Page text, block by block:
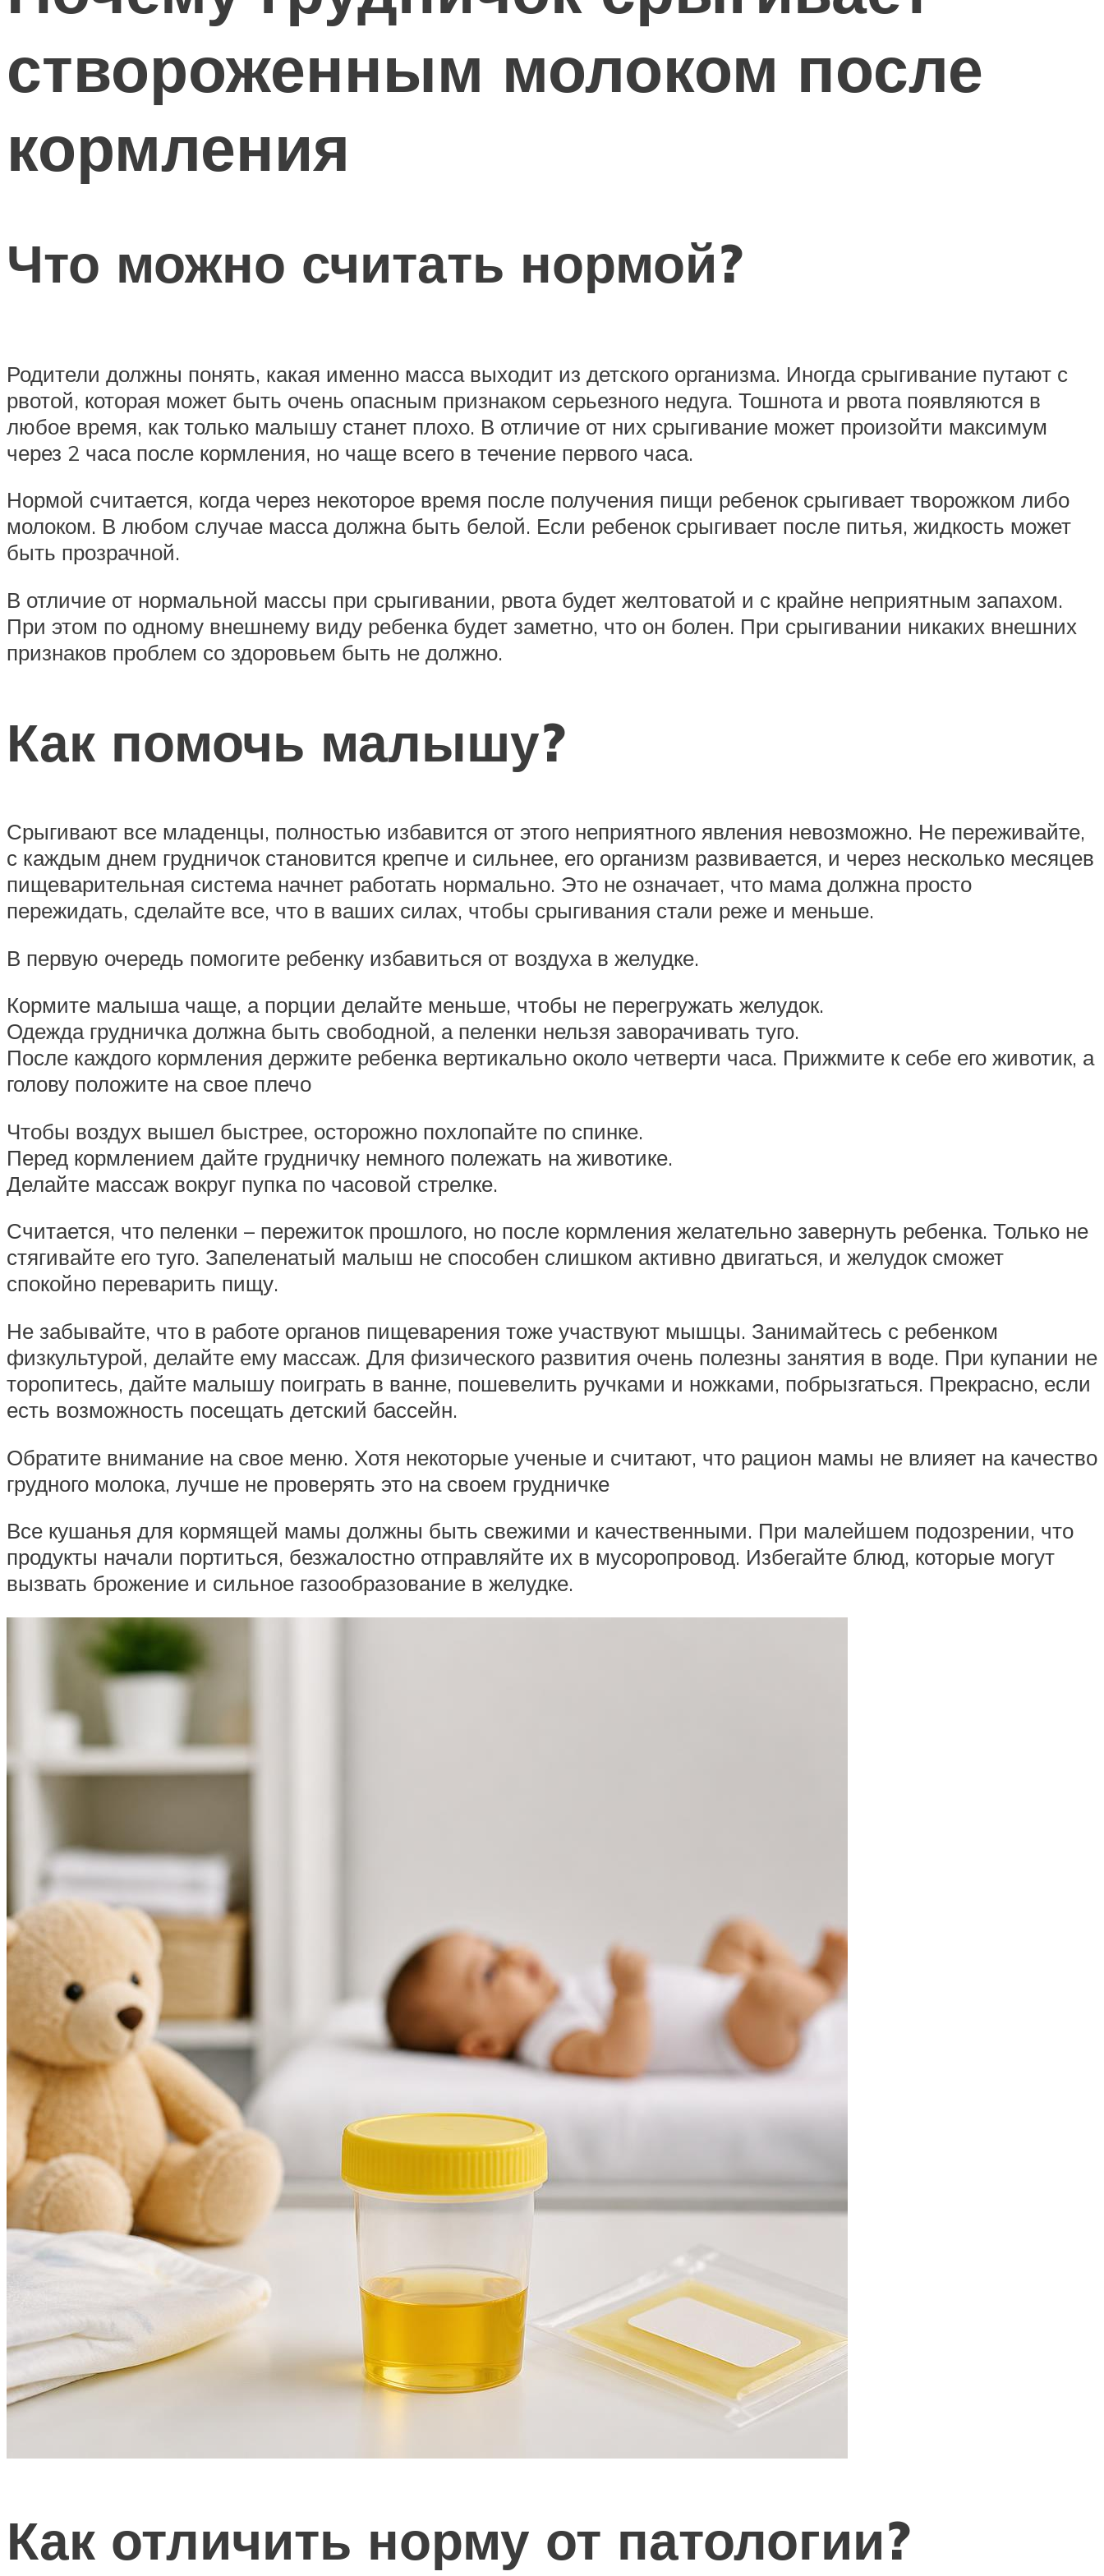
створоженным молоком после
кормления
Что можно считать нормой?
Родители должны понять, какая именно масса выходит из детского организма. Иногда срыгивание путают с
рвотой, которая может быть очень опасным признаком серьезного недуга. Тошнота и рвота появляются в
любое время, как только малышу станет плохо. В отличие от них срыгивание может произойти максимум
через 2 часа после кормления, но чаще всего в течение первого часа.
Нормой считается, когда через некоторое время после получения пищи ребенок срыгивает творожком либо
молоком. В любом случае масса должна быть белой. Если ребенок срыгивает после питья, жидкость может
быть прозрачной.
В отличие от нормальной массы при срыгивании, рвота будет желтоватой и с крайне неприятным запахом.
При этом по одному внешнему виду ребенка будет заметно, что он болен. При срыгивании никаких внешних
признаков проблем со здоровьем быть не должно.
Как помочь малышу?
Срыгивают все младенцы, полностью избавится от этого неприятного явления невозможно. Не переживайте,
с каждым днем грудничок становится крепче и сильнее, его организм развивается, и через несколько месяцев
пищеварительная система начнет работать нормально. Это не означает, что мама должна просто
пережидать, сделайте все, что в ваших силах, чтобы срыгивания стали реже и меньше.
В первую очередь помогите ребенку избавиться от воздуха в желудке.
Кормите малыша чаще, а порции делайте меньше, чтобы не перегружать желудок.
Одежда грудничка должна быть свободной, а пеленки нельзя заворачивать туго.
После каждого кормления держите ребенка вертикально около четверти часа. Прижмите к себе его животик, а
голову положите на свое плечо
Чтобы воздух вышел быстрее, осторожно похлопайте по спинке.
Перед кормлением дайте грудничку немного полежать на животике.
Делайте массаж вокруг пупка по часовой стрелке.
Считается, что пеленки – пережиток прошлого, но после кормления желательно завернуть ребенка. Только не
стягивайте его туго. Запеленатый малыш не способен слишком активно двигаться, и желудок сможет
спокойно переварить пищу.
Не забывайте, что в работе органов пищеварения тоже участвуют мышцы. Занимайтесь с ребенком
физкультурой, делайте ему массаж. Для физического развития очень полезны занятия в воде. При купании не
торопитесь, дайте малышу поиграть в ванне, пошевелить ручками и ножками, побрызгаться. Прекрасно, если
есть возможность посещать детский бассейн.
Обратите внимание на свое меню. Хотя некоторые ученые и считают, что рацион мамы не влияет на качество
грудного молока, лучше не проверять это на своем грудничке
Все кушанья для кормящей мамы должны быть свежими и качественными. При малейшем подозрении, что
продукты начали портиться, безжалостно отправляйте их в мусоропровод. Избегайте блюд, которые могут
вызвать брожение и сильное газообразование в желудке.
Как отличить норму от патологии?